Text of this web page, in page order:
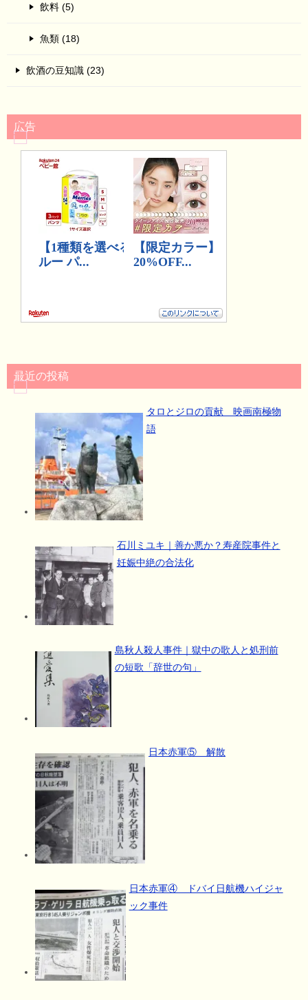
飲料 (5)
魚類 (18)
飲酒の豆知識 (23)
広告
最近の投稿
タロとジロの貢献 映画南極物
語
石川ミユキ｜善か悪か？寿産院事件と
妊娠中絶の合法化
島秋人殺人事件｜獄中の歌人と処刑前
の短歌「辞世の句」
日本赤軍⑤ 解散
日本赤軍④ ドバイ日航機ハイジャ
ック事件